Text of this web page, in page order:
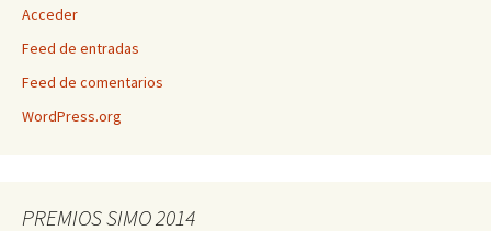
Acceder
Feed de entradas
Feed de comentarios
WordPress.org
PREMIOS SIMO 2014